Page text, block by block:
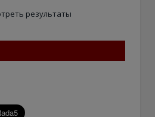
результаты